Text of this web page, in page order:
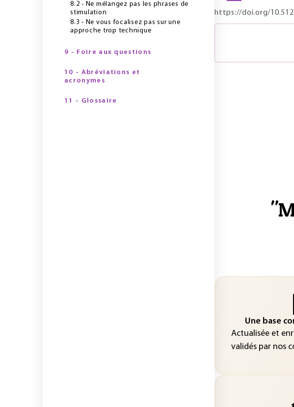
8.2 - Ne mélangez pas les phrases de
stimulation
8.3 - Ne vous focalisez pas sur une
approche trop technique
9 - Foire aux questions
10 - Abréviations et
acronymes
11 - Glossaire
https://doi.org/
"
Une base
Actualisée et
validés par nos